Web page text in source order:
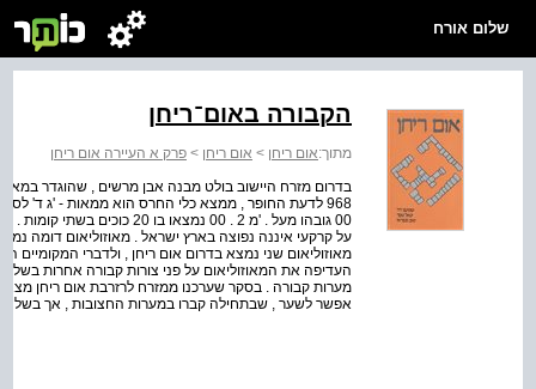
שלום אורח
הקבורה באום־ריחן
מתוך:אום ריחן > אום ריחן > פרק א העיירה אום ריחן
בדרום מזרח היישוב בולט מבנה אבן מרשים , שהוגדר
00 גובהו מעל . 'מ 2 . 00 נמצאו
על קרקעי איננה נפוצה בארץ ישראל . מאוזוליאום דומה
מאוזוליאום שני נמצא בדרום אום ריחן , ולדברי
העדיפה את המאוזוליאום על פני צורות קבורה אחרות
אפשר לשער , שבתחילה קברו במערות החצובות , אך בשל